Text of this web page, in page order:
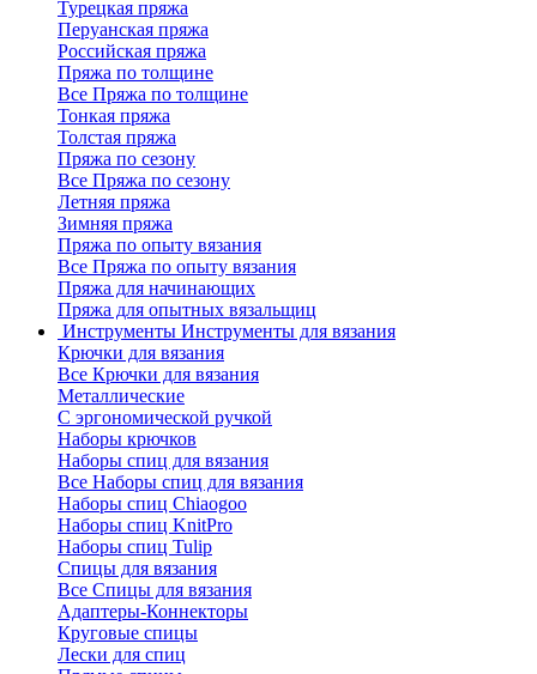
Турецкая пряжа
Перуанская пряжа
Российская пряжа
Пряжа по толщине
Все Пряжа по толщине
Тонкая пряжа
Толстая пряжа
Пряжа по сезону
Все Пряжа по сезону
Летняя пряжа
Зимняя пряжа
Пряжа по опыту вязания
Все Пряжа по опыту вязания
Пряжа для начинающих
Пряжа для опытных вязальщиц
Инструменты Инструменты для вязания
Крючки для вязания
Все Крючки для вязания
Металлические
С эргономической ручкой
Наборы крючков
Наборы спиц для вязания
Все Наборы спиц для вязания
Наборы спиц Chiaogoo
Наборы спиц KnitPro
Наборы спиц Tulip
Спицы для вязания
Все Спицы для вязания
Адаптеры-Коннекторы
Круговые спицы
Лески для спиц